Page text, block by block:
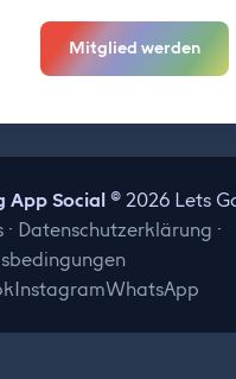
Mitglied werden
App Social© 2026 Lets
· Datenschutzerklärung ·
InstagramWhatsApp